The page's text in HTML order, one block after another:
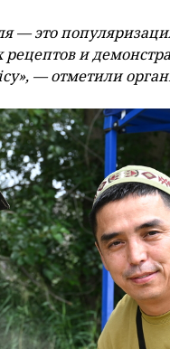
— это
и
— отметили